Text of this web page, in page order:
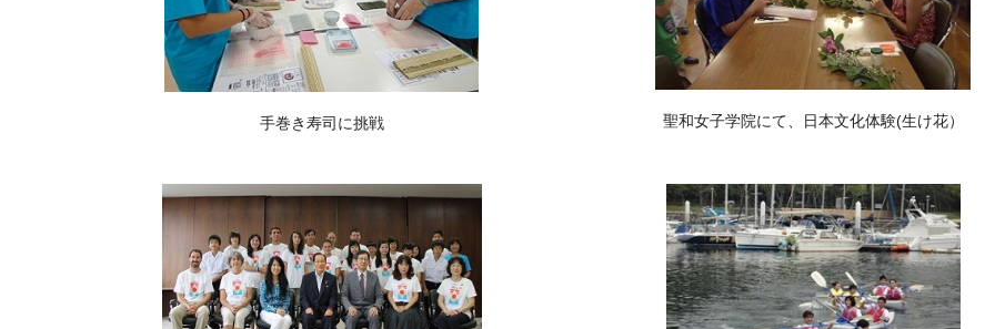
手巻き寿司に挑戦 聖和女子学院にて、日本文化体験(生け花）